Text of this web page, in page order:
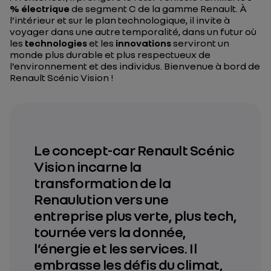
% électrique de segment C de la gamme Renault. À
l’intérieur et sur le plan technologique, il invite à
voyager dans une autre temporalité, dans un futur où
les technologieset les innovationsserviront un
monde plus durable et plus respectueux de
l’environnement et des individus. Bienvenue à bord de
Renault Scénic Vision !
Le concept-car Renault Scénic
Vision incarne la
transformation de la
Renaulution vers une
entreprise plus verte, plus tech,
tournée vers la donnée,
l’énergie et les services. Il
embrasse les défis du climat,